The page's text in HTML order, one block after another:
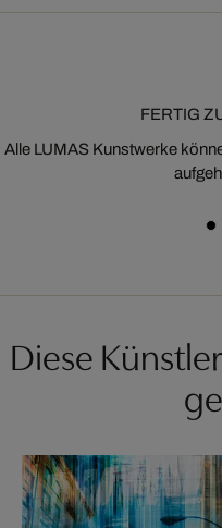
FERTIG
Alle LUMAS Kunstwerke
Diese